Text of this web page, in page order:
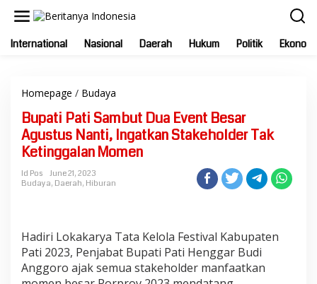
International Nasional Daerah Hukum Politik Ekonomi
Homepage / Budaya
p
a
t
i
a
m
b
u
Bupati Pati Sambut Dua Event Besar
Agustus Nanti, Ingatkan Stakeholder Tak
Ketinggalan Momen
Id Pos
June 21, 2023
Budaya, Daerah, Hiburan
Hadiri Lokakarya Tata Kelola Festival Kabupaten
Pati 2023, Penjabat Bupati Pati Henggar Budi
Anggoro ajak semua stakeholder manfaatkan